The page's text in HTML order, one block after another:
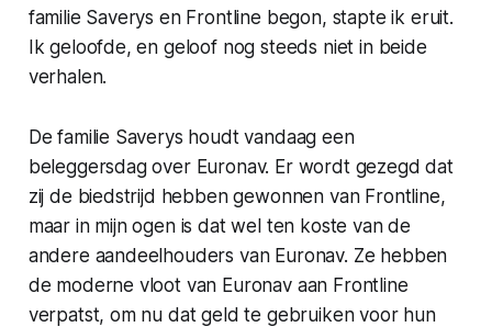
familie Saverys en Frontline begon, stapte ik eruit.
Ik geloofde, en geloof nog steeds niet in beide
verhalen.
De familie Saverys houdt vandaag een
beleggersdag over Euronav. Er wordt gezegd dat
zij de biedstrijd hebben gewonnen van Frontline,
maar in mijn ogen is dat wel ten koste van de
andere aandeelhouders van Euronav. Ze hebben
de moderne vloot van Euronav aan Frontline
verpatst, om nu dat geld te gebruiken voor hun